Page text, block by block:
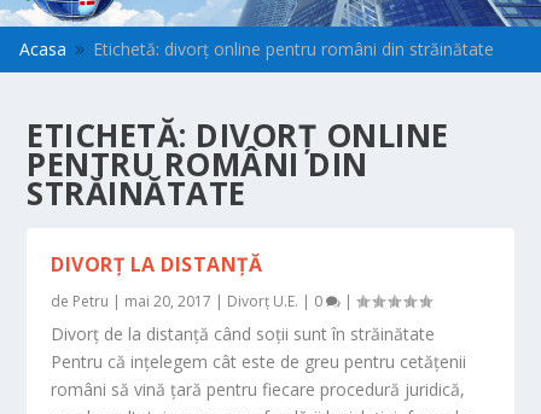
Acasa 9 Etichetă: divorț online pentru români din străinătate
ETICHETĂ: DIVORȚ ONLINE
PENTRU ROMÂNI DIN
STRĂINĂTATE
DIVORŢ LA DISTANŢĂ
de Petru | mai 20, 2017 | Divorț U.E. | 0 |
Divorț de la distanță când soții sunt în străinătate
Pentru că ințelegem cât este de greu pentru cetățenii
români să vină țară pentru fiecare procedură juridică,